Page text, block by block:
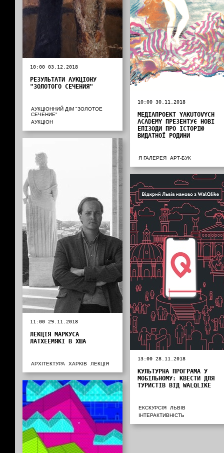
10:00 03.12.2018
РЕЗУЛЬТАТИ АУКЦІОНУ
"ЗОЛОТОГО СЕЧЕНИЯ"
АУКЦІОННИЙ ДІМ "ЗОЛОТОЕ
СЕЧЕНИЕ"
АУКЦІОН
10:00 30.11.2018
МЕДІАПРОЕКТ YAKUTOVYCH
ACADEMY ПРЕЗЕНТУЄ НОВІ
ЕПІЗОДИ ПРО ІСТОРІЮ
ВИДАТНОЇ РОДИНИ
Я ГАЛЕРЕЯ АРТ-БУК
11:00 29.11.2018
ЛЕКЦІЯ МАРКУСА
ЛАТХЕЕМЯКІ В ХША
АРХІТЕКТУРА ХАРКІВ ЛЕКЦІЯ
13:00 28.11.2018
КУЛЬТУРНА ПРОГРАМА У
МОБІЛЬНОМУ: КВЕСТИ ДЛЯ
ТУРИСТІВ ВІД WALQLIKE
ЕКСКУРСІЯ
ЛЬВІВ
ІНТЕРАКТИВНІСТЬ